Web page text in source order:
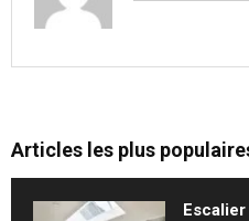
Articles les plus